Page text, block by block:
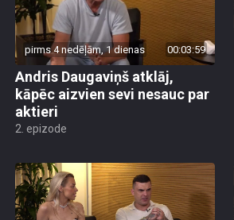
pirms 4 nedēļām, 1 dienas 00:03:59
Andris Daugaviņš atklāj,
kāpēc aizvien sevi nesauc par
aktieri
2. epizode